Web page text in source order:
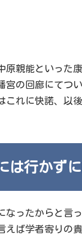
原親能といった
宮の回廊にてつ
これに快諾、以
は行かず
なったからと言
えば学者寄りの